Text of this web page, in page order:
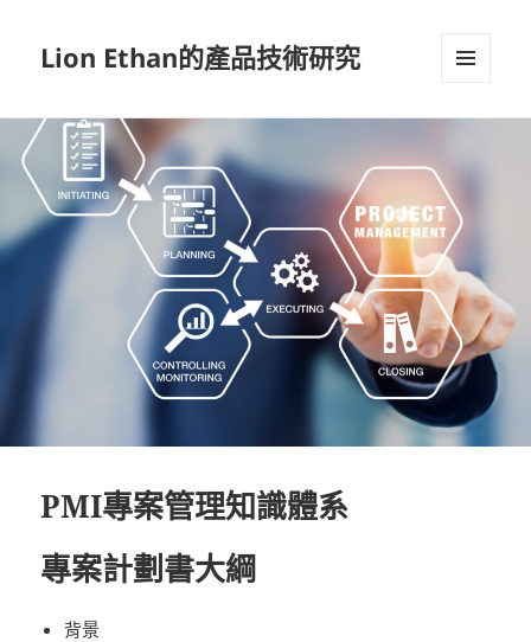
Lion Ethan的產品技術研究
小工具
PMI專案管理知識體系
專案計劃書大綱
背景